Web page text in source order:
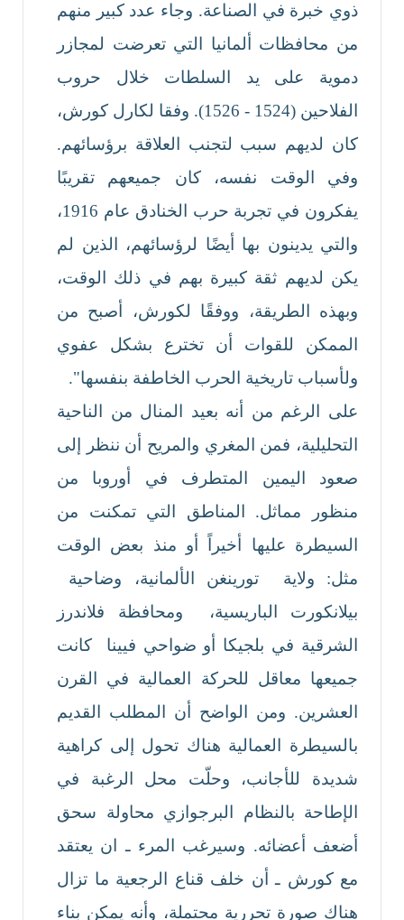
ذوي خبرة في الصناعة. وجاء عدد كبير منهم
من محافظات ألمانيا التي تعرضت لمجازر
دموية على يد السلطات خلال حروب
الفلاحين (1524 - 1526). وفقا لكارل كورش،
كان لديهم سبب لتجنب العلاقة برؤسائهم.
وفي الوقت نفسه، كان جميعهم تقريبًا
يفكرون في تجربة حرب الخنادق عام 1916،
والتي يدينون بها أيضًا لرؤسائهم، الذين لم
يكن لديهم ثقة كبيرة بهم في ذلك الوقت،
وبهذه الطريقة، ووفقًا لكورش، أصبح من
الممكن للقوات أن تخترع بشكل عفوي
ولأسباب تاريخية الحرب الخاطفة بنفسها".
على الرغم من أنه بعيد المنال من الناحية
التحليلية، فمن المغري والمريح أن ننظر إلى
صعود اليمين المتطرف في أوروبا من
منظور مماثل. المناطق التي تمكنت من
السيطرة عليها أخيراً أو منذ بعض الوقت
مثل: ولاية تورينغن الألمانية، وضاحية
بيلانكورت الباريسية، ومحافظة فلاندرز
الشرقية في بلجيكا أو ضواحي فيينا كانت
جميعها معاقل للحركة العمالية في القرن
العشرين. ومن الواضح أن المطلب القديم
بالسيطرة العمالية هناك تحول إلى كراهية
شديدة للأجانب، وحلّت محل الرغبة في
الإطاحة بالنظام البرجوازي محاولة سحق
أضعف أعضائه. وسيرغب المرء ـ ان يعتقد
مع كورش ـ أن خلف قناع الرجعية ما تزال
هناك صورة تحررية محتملة، وأنه يمكن بناء